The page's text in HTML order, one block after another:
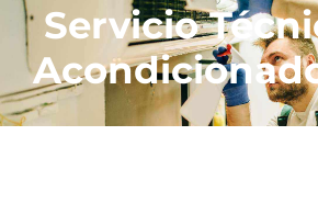
Servicio